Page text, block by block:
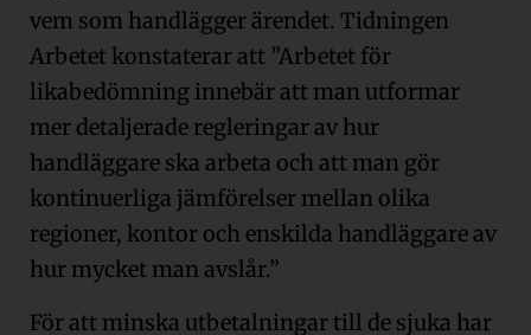
vem som handlägger ärendet. Tidningen
Arbetet konstaterar att ”Arbetet för
likabedömning innebär att man utformar
mer detaljerade regleringar av hur
handläggare ska arbeta och att man gör
kontinuerliga jämförelser mellan olika
regioner, kontor och enskilda handläggare av
hur mycket man avslår.”
För att minska utbetalningar till de sjuka har